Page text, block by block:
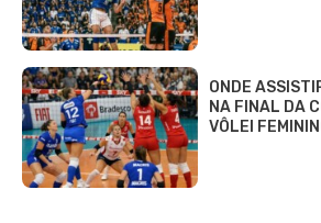
ONDE
NA FINAL DA
VÔLEI